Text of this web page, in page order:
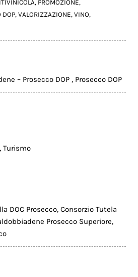
, PROMOZIONE,
DOP,VALORIZZAZIONE,VINO,
– Prosecco DOP, Prosecco DOP
,Turismo
DOC Prosecco,Consorzio Tutela
Prosecco Superiore,